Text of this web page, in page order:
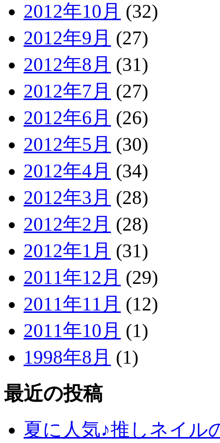
2012年10月 (32)
2012年9月 (27)
2012年8月 (31)
2012年7月 (27)
2012年6月 (26)
2012年5月 (30)
2012年4月 (34)
2012年3月 (28)
2012年2月 (28)
2012年1月 (31)
2011年12月 (29)
2011年11月 (12)
2011年10月 (1)
1998年8月 (1)
最近の投稿
夏に人気♪推しネイル